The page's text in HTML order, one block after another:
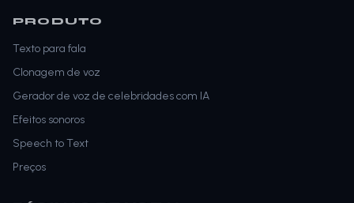
PRODUTO
Texto para fala
Clonagem de voz
Gerador de voz de celebridades com IA
Efeitos sonoros
Speech to Text
Preços